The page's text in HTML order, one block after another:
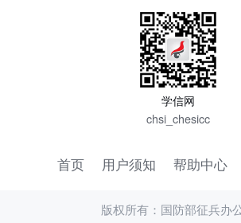
学信网
chsi_chesicc
首页 用户须知 帮助中心
版权所有：国防部征兵办